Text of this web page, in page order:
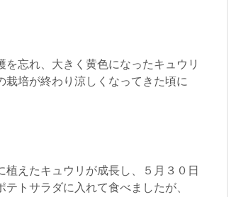
忘れ、大きく黄色になったキュウリ
培が終わり涼しくなってきた頃に
えたキュウリが成長し、５月３０日
トサラダに入れて食べましたが、